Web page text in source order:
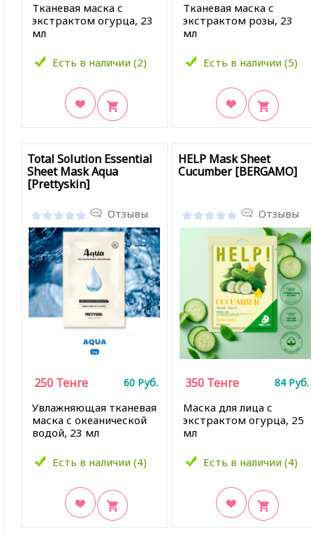
Тканевая маска с
экстрактом огурца, 23
мл
Есть в наличии (2)
Тканевая маска с
экстрактом розы, 23
мл
Есть в наличии (5)
Total Solution Essential
Sheet Mask Aqua
[Prettyskin]
Отзывы
Увлажняющая тканевая
маска с океанической
водой, 23 мл
Есть в наличии (4)
250 Тенге 60 Руб.
HELP Mask Sheet
Cucumber [BERGAMO]
Отзывы
Маска для лица с
экстрактом огурца, 25
мл
Есть в наличии (4)
350 Тенге 84 Руб.